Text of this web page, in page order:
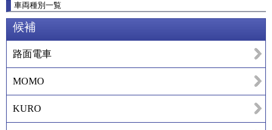
車両種別一覧
候補
路面電車
MOMO
KURO